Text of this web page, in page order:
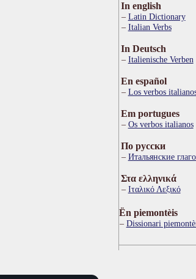
In english
Latin Dictionary
Italian Verbs
In Deutsch
Italienische Verben
En español
Los verbos
Em portugues
Os verbos italianos
По русски
Итальянские
Στα ελληνικά
Ιταλικό Λεξικό
Ën piemontèis
Dissionari